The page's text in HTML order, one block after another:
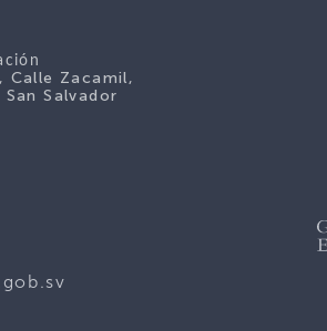
Calle Zacamil,
Salvador